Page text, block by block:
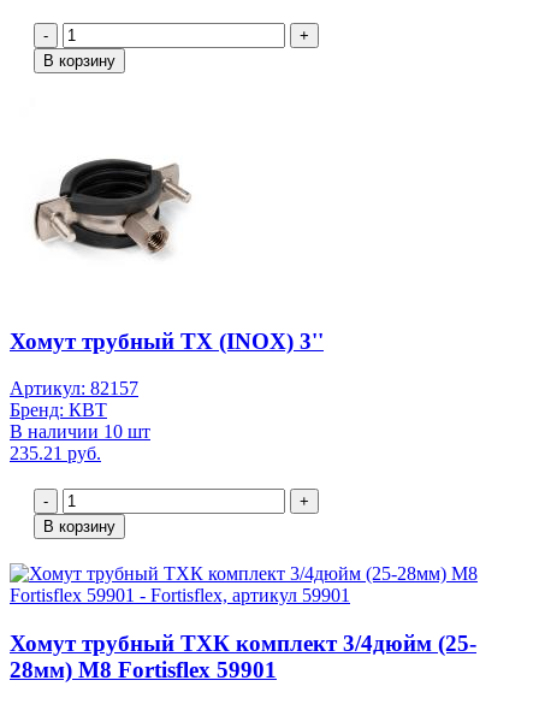
-
+
В корзину
Хомут трубный ТХ (INOX) 3''
Артикул: 82157
Бренд: КВТ
В наличии 10 шт
235.21 руб.
-
+
В корзину
Хомут трубный ТХК комплект 3/4дюйм (25-
28мм) M8 Fortisflex 59901